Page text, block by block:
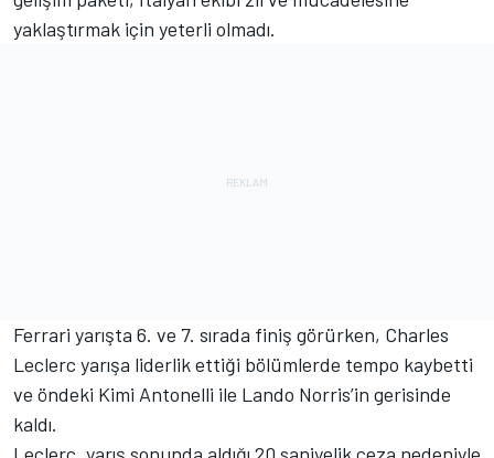
yaklaştırmak için yeterli olmadı.
Ferrari yarışta 6. ve 7. sırada finiş görürken, Charles
Leclerc yarışa liderlik ettiği bölümlerde tempo kaybetti
ve öndeki Kimi Antonelli ile Lando Norris’in gerisinde
kaldı.